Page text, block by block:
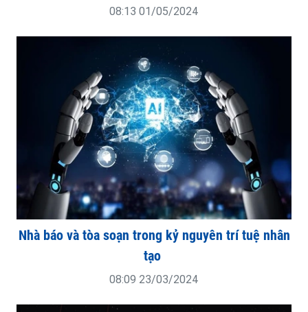
08:13 01/05/2024
Nhà báo và tòa soạn trong kỷ nguyên trí tuệ nhân
tạo
08:09 23/03/2024